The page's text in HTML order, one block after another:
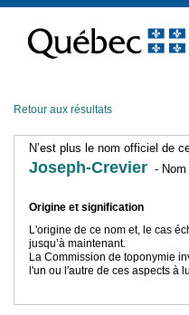
contenu
Retour aux résultats
N’est plus le nom officiel de
Joseph-Crevier - Nom
Origine et signification
L'origine de ce nom et, le cas
jusqu’à maintenant.
La Commission de toponymie
l'un ou l'autre de ces aspects à